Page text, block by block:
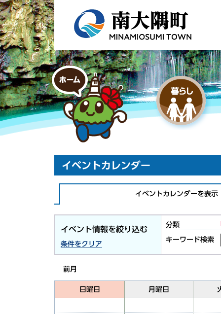
イベントカレンダー
イベントカレンダーを表示
イベント情報を絞り込む
条件をクリア
分類
キーワード検索
前月
日曜日 月曜日